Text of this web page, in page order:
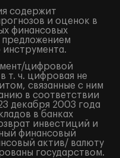
содержит
и оценок в
финансовых
предложением
цифровой
т. ч. цифровая не
связанные с ним
в соответствии
декабря 2003 года
в банках
инвестиций и
финансовый
актив/ валюту
государством.